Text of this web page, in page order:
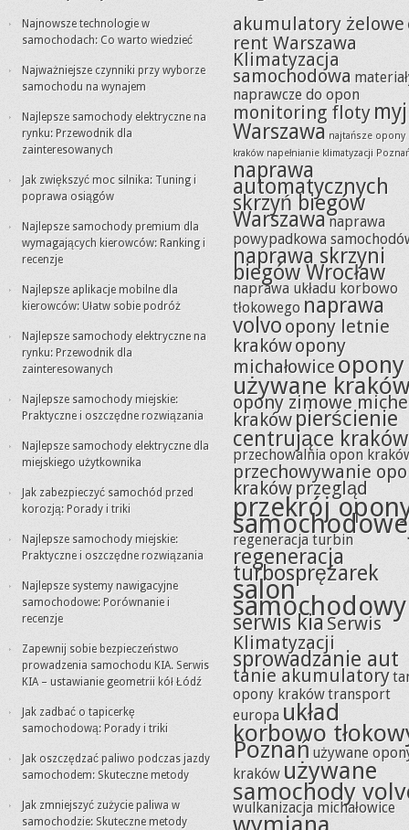
Najnowsze technologie w
samochodach: Co warto wiedzieć
Najważniejsze czynniki przy wyborze
samochodu na wynajem
Najlepsze samochody elektryczne na
rynku: Przewodnik dla
zainteresowanych
Jak zwiększyć moc silnika: Tuning i
poprawa osiągów
Najlepsze samochody premium dla
wymagających kierowców: Ranking i
recenzje
Najlepsze aplikacje mobilne dla
kierowców: Ułatw sobie podróż
Najlepsze samochody elektryczne na
rynku: Przewodnik dla
zainteresowanych
Najlepsze samochody miejskie:
Praktyczne i oszczędne rozwiązania
Najlepsze samochody elektryczne dla
miejskiego użytkownika
Jak zabezpieczyć samochód przed
korozją: Porady i triki
Najlepsze samochody miejskie:
Praktyczne i oszczędne rozwiązania
Najlepsze systemy nawigacyjne
samochodowe: Porównanie i
recenzje
Zapewnij sobie bezpieczeństwo
prowadzenia samochodu KIA. Serwis
KIA – ustawianie geometrii kół Łódź
Jak zadbać o tapicerkę
samochodową: Porady i triki
Jak oszczędzać paliwo podczas jazdy
samochodem: Skuteczne metody
Jak zmniejszyć zużycie paliwa w
samochodzie: Skuteczne metody
akumulatory żelowe
rent Warszawa
Klimatyzacja
samochodowa
naprawcze do opon
monitoring floty
Warszawa najtańsze opony
kraków napełnianie klimatyzacji
naprawa
automatycznych
skrzyń biegów
Warszawa naprawa
powypadkowa
naprawa skrzyni
biegów Wrocław
naprawa układu korbowo
tłokowego naprawa
volvoopony letnie
krakówopony
michałowiceopony
używane
opony zimowe
kraków pierścienie
centrujące kraków
przechowalnia opon
przechowywanie
kraków przegląd
przekrój
regeneracja turbin
regeneracja
turbosprężarek
salon
samochodowy
serwis kiaSerwis
Klimatyzacji
sprowadzanie aut
tanie akumulatory
opony krakówtransport
europa układ
korbowo
Poznań używane
kraków używane
samochody
wulkanizacja michałowice
wymiana